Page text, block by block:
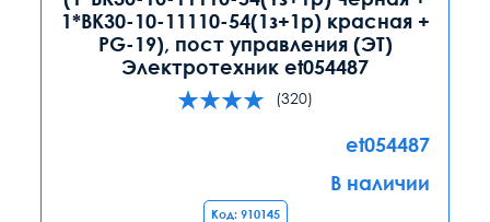
1*ВК30-10-11110-54(1з+1р) красная +
PG-19), пост управления (ЭТ)
Электротехник et054487
(320)
et054487
В наличии
Код: 910145